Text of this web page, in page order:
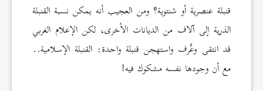
قنبلة عنصرية أو شنتوية؟ ومن العجيب أنه يمكن نسبة القنبلة
الذرية إلى آلاف من الديانات الأخرى، لكن الإعلام الغربي
قد انتقی وعَّرف واستهجن قنبلة واحدة: القنبلة الإسلامية..
مع أن وجودها نفسه مشكوك فيه!